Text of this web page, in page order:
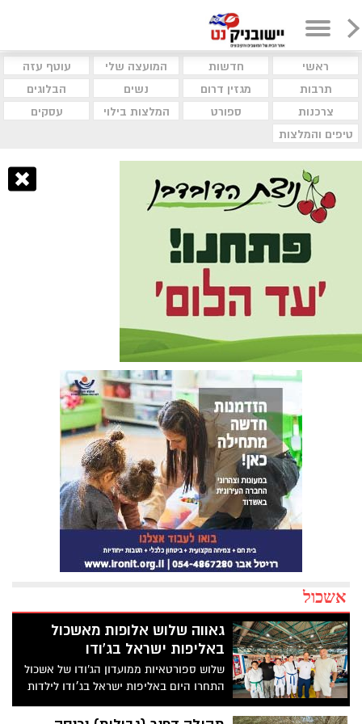
ראשי חדשות המועצה שלי
עוטף עזה
תרבות
מגזין דרום נשים
הבלוגים
צרכנות
ספורט המלצות בילוי
עסקים
טיפים והמלצות
אשכול
גאווה שלוש אלופות מאשכול
באליפות ישראל בג'ודו
שלוש ספורטאיות ממועדון הג'ודו של אשכול
התחרו היום באליפות ישראל בג׳ודו לילדות
ונערות שהתקיימה ברעננה והביאו לנו גאווה
גדולה!